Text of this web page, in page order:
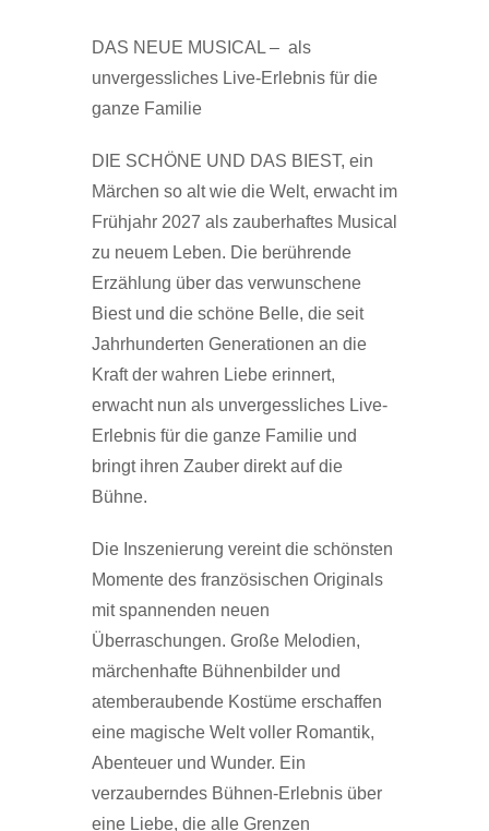
DAS NEUE MUSICAL – als
unvergessliches Live-Erlebnis für die
ganze Familie
DIE SCHÖNE UND DAS BIEST, ein
Märchen so alt wie die Welt, erwacht im
Frühjahr 2027 als zauberhaftes Musical
zu neuem Leben. Die berührende
Erzählung über das verwunschene
Biest und die schöne Belle, die seit
Jahrhunderten Generationen an die
Kraft der wahren Liebe erinnert,
erwacht nun als unvergessliches Live-
Erlebnis für die ganze Familie und
bringt ihren Zauber direkt auf die
Bühne.
Die Inszenierung vereint die schönsten
Momente des französischen Originals
mit spannenden neuen
Überraschungen. Große Melodien,
märchenhafte Bühnenbilder und
atemberaubende Kostüme erschaffen
eine magische Welt voller Romantik,
Abenteuer und Wunder. Ein
verzauberndes Bühnen-Erlebnis über
eine Liebe, die alle Grenzen